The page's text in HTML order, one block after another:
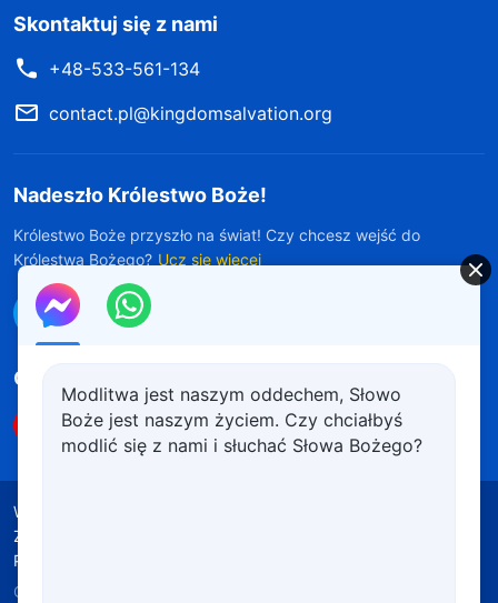
Skontaktuj się z nami
+48-533-561-134
contact.pl@kingdomsalvation.org
Nadeszło Królestwo Boże!
Królestwo Boże przyszło na świat! Czy chcesz wejść do
Królestwa Bożego? Ucz się więcej
Połącz się z nami w Messengerze
Obserwuj nas
Warunki korzystania
Źródła wykorzystanych materiałów
Polityka plików cookie
Copyright © 2026
Modlitwa jest naszym oddechem, Słowo
Boże jest naszym życiem. Czy chciałbyś
modlić się z nami i słuchać Słowa Bożego?